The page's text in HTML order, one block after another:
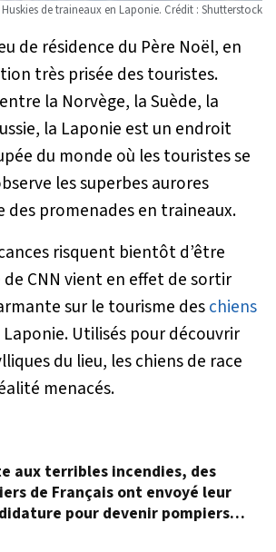
Huskies de traineaux en Laponie. Crédit : Shutterstock
de résidence du Père Noël, en
très prisée des touristes.
la Norvège, la Suède, la
la Laponie est un endroit
du monde où les touristes se
les superbes aurores
des promenades en traineaux.
risquent bientôt d’être
de CNN vient en effet de sortir
sur le tourisme deschiens
Laponie. Utilisés pour découvrir
du lieu, les chiens de race
menacés.
aux terribles incendies, des
de Français ont envoyé leur
pour devenir pompiers